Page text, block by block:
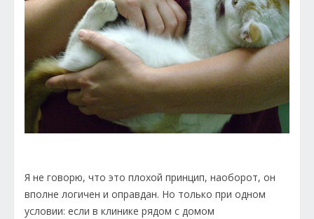
Я не говорю, что это плохой принцип, наоборот, он
вполне логичен и оправдан. Но только при одном
условии: если в клинике рядом с домом